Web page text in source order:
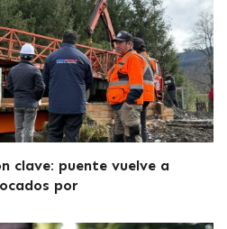
clave: puente vuelve a
por